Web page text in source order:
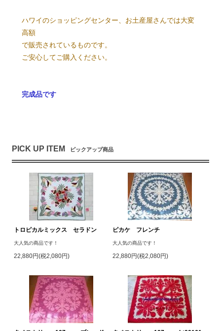
ハワイのショッピングセンター、お土産屋さんでは大変
高額
で販売されているものです。
ご安心してご購入ください。
完成品です
PICK UP ITEM ピックアップ商品
トロピカルミックス セラドン
大人気の商品です！
22,880円(税2,080円)
ピカケ フレンチ
大人気の商品です！
22,880円(税2,080円)